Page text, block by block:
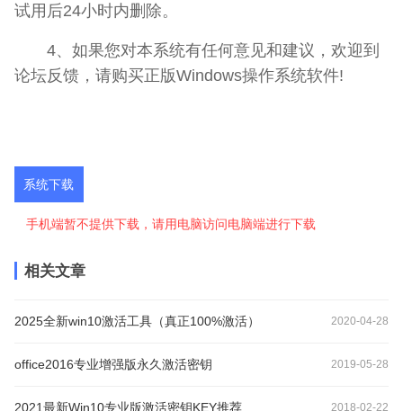
试用后24小时内删除。
4、如果您对本系统有任何意见和建议，欢迎到
论坛反馈，请购买正版Windows操作系统软件!
系统下载
手机端暂不提供下载，请用电脑访问电脑端进行下载
相关文章
2025全新win10激活工具（真正100%激活） 2020-04-28
office2016专业增强版永久激活密钥 2019-05-28
2021最新Win10专业版激活密钥KEY推荐 2018-02-22